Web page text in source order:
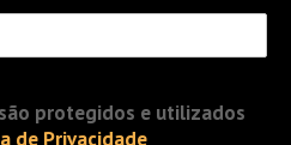
protegidos e utilizados
de Privacidade